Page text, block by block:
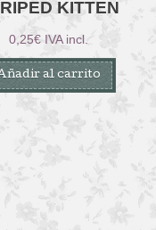
KITTEN
0,25€ IVA incl.
al carrito